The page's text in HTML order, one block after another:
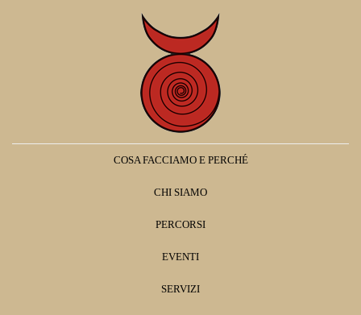
COSA FACCIAMO E PERCHÉ
CHI SIAMO
PERCORSI
EVENTI
SERVIZI